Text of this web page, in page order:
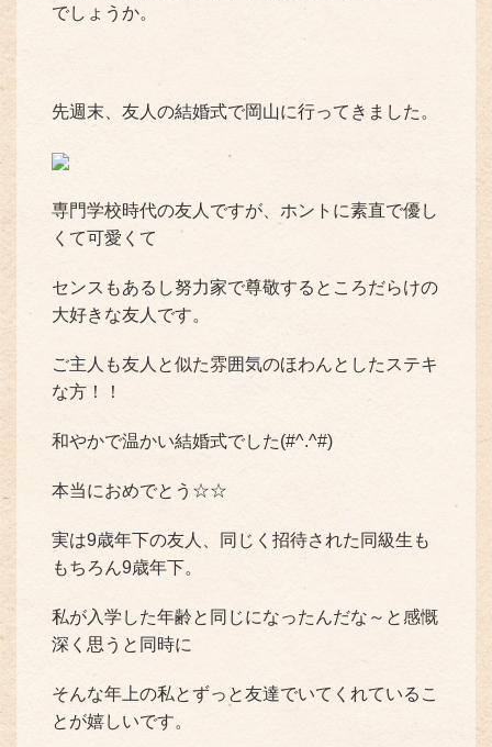
でしょうか。
先週末、友人の結婚式で岡山に行ってきました。
専門学校時代の友人ですが、ホントに素直で優し
くて可愛くて
センスもあるし努力家で尊敬するところだらけの
大好きな友人です。
ご主人も友人と似た雰囲気のほわんとしたステキ
な方！！
和やかで温かい結婚式でした(#^.^#)
本当におめでとう☆☆
実は9歳年下の友人、同じく招待された同級生も
もちろん9歳年下。
私が入学した年齢と同じになったんだな～と感慨
深く思うと同時に
そんな年上の私とずっと友達でいてくれているこ
とが嬉しいです。